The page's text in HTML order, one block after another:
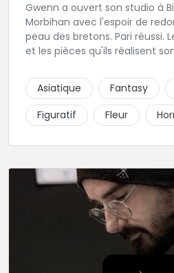
Gwenn a ouvert son studio à
Morbihan avec l'espoir de
peau des bretons. Pari réussi.
et les pièces qu'ils réalisent
tout type de projet, son style
serez bien réussi par le
Asiatique Fantasy
Figuratif
Fleur